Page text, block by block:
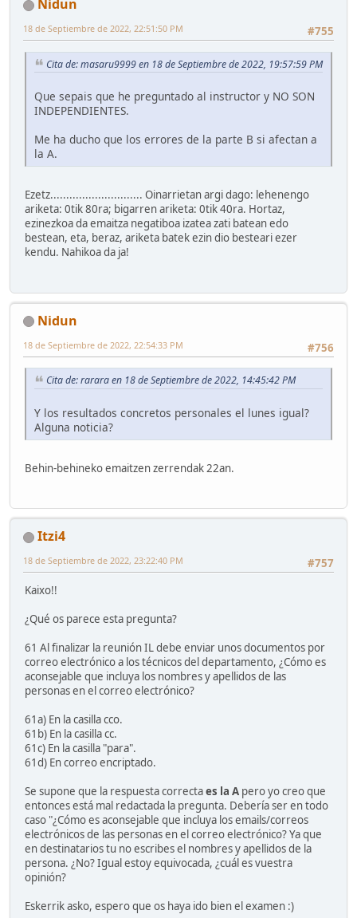
Nidun
#755
18 de Septiembre de 2022, 22:51:50 PM
Cita de: masaru9999 en 18 de Septiembre de 2022, 19:57:59 PM
Que sepais que he preguntado al instructor y NO SON
INDEPENDIENTES.
Me ha ducho que los errores de la parte B si afectan a
la A.
Ezetz............................. Oinarrietan argi dago: lehenengo
ariketa: 0tik 80ra; bigarren ariketa: 0tik 40ra. Hortaz,
ezinezkoa da emaitza negatiboa izatea zati batean edo
bestean, eta, beraz, ariketa batek ezin dio besteari ezer
kendu. Nahikoa da ja!
Nidun
#756
18 de Septiembre de 2022, 22:54:33 PM
Cita de: rarara en 18 de Septiembre de 2022, 14:45:42 PM
Y los resultados concretos personales el lunes igual?
Alguna noticia?
Behin-behineko emaitzen zerrendak 22an.
Itzi4
#757
18 de Septiembre de 2022, 23:22:40 PM
Kaixo!!
¿Qué os parece esta pregunta?
61 Al finalizar la reunión IL debe enviar unos documentos por
correo electrónico a los técnicos del departamento, ¿Cómo es
aconsejable que incluya los nombres y apellidos de las
personas en el correo electrónico?
61a) En la casilla cco.
61b) En la casilla cc.
61c) En la casilla "para".
61d) En correo encriptado.
Se supone que la respuesta correctaes la A pero yo creo que
entonces está mal redactada la pregunta. Debería ser en todo
caso "¿Cómo es aconsejable que incluya los emails/correos
electrónicos de las personas en el correo electrónico? Ya que
en destinatarios tu no escribes el nombres y apellidos de la
persona. ¿No? Igual estoy equivocada, ¿cuál es vuestra
opinión?
Eskerrik asko, espero que os haya ido bien el examen :)